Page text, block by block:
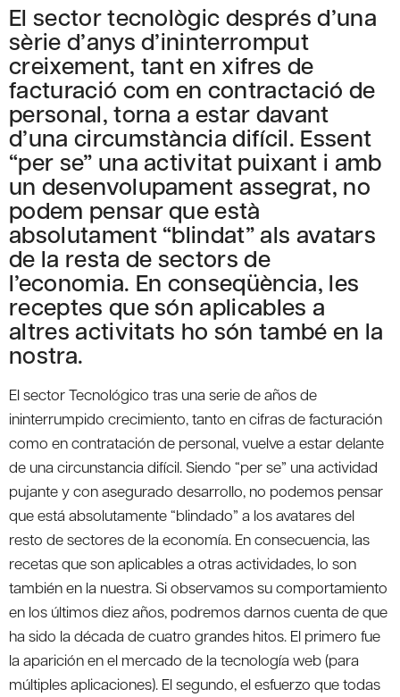
El sector tecnològic després d’una
sèrie d’anys d’ininterromput
creixement, tant en xifres de
facturació com en contractació de
personal, torna a estar davant
d’una circumstància difícil. Essent
“per se” una activitat puixant i amb
un desenvolupament assegrat, no
podem pensar que està
absolutament “blindat” als avatars
de la resta de sectors de
l’economia. En conseqüència, les
receptes que són aplicables a
altres activitats ho són també en la
nostra.
El sector Tecnológico tras una serie de años de
ininterrumpido crecimiento, tanto en cifras de facturación
como en contratación de personal, vuelve a estar delante
de una circunstancia difícil. Siendo “per se” una actividad
pujante y con asegurado desarrollo, no podemos pensar
que está absolutamente “blindado” a los avatares del
resto de sectores de la economía. En consecuencia, las
recetas que son aplicables a otras actividades, lo son
también en la nuestra. Si observamos su comportamiento
en los últimos diez años, podremos darnos cuenta de que
ha sido la década de cuatro grandes hitos. El primero fue
la aparición en el mercado de la tecnología web (para
múltiples aplicaciones). El segundo, el esfuerzo que todas